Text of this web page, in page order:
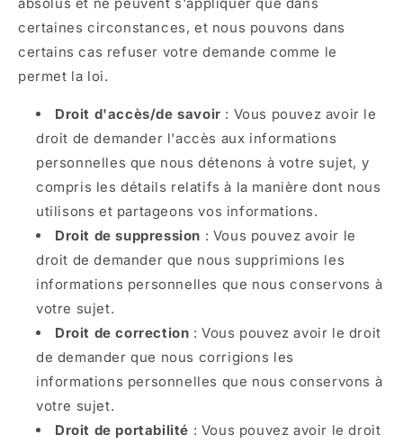
certaines circonstances, et nous pouvons dans
certains cas refuser votre demande comme le
permet la loi.
Droit d'accès/de savoir : Vous pouvez avoir le
droit de demander l'accès aux informations
personnelles que nous détenons à votre sujet, y
compris les détails relatifs à la manière dont nous
utilisons et partageons vos informations.
Droit de suppression : Vous pouvez avoir le
droit de demander que nous supprimions les
informations personnelles que nous conservons à
votre sujet.
Droit de correction : Vous pouvez avoir le droit
de demander que nous corrigions les
informations personnelles que nous conservons à
votre sujet.
Droit de portabilité : Vous pouvez avoir le droit